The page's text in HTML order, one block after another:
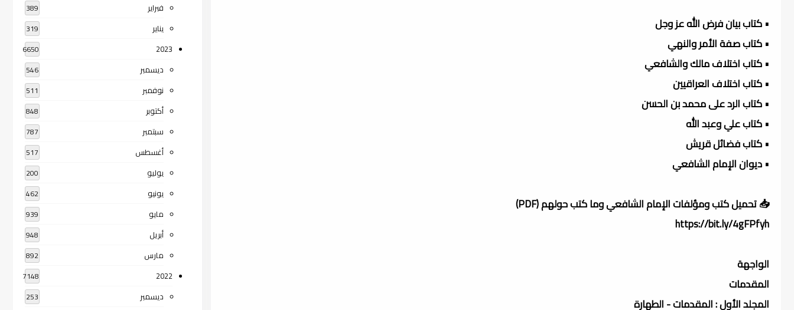
• كتاب بيان فرض الله عز وجل
• كتاب صفة الأمر والنهي
• كتاب اختلاف مالك والشافعي
• كتاب اختلاف العراقيين
• كتاب الرد على محمد بن الحسن
• كتاب علي وعبد الله
• كتاب فضائل قريش
• ديوان الإمام الشافعي
📥 تحميل كتب ومؤلفات الإمام الشافعي وما كتب حولهم (PDF)
https://bit.ly/4gFPfyh
الواجهة
المقدمات
المجلد الأول : المقدمات - الطهارة
فبراير 389
يناير 319
2023
6650
ديسمبر 546
نوفمبر 511
أكتوبر 848
سبتمبر 787
أغسطس 517
يوليو 200
يونيو 462
مايو 939
أبريل 948
مارس 892
2022
7148
ديسمبر 253